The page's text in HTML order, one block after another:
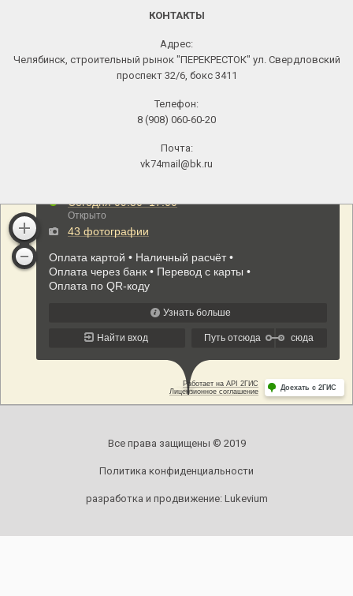
КОНТАКТЫ
Адрес:
Челябинск, строительный рынок "ПЕРЕКРЕСТОК" ул. Свердловский
проспект 32/6, бокс 3411
Телефон:
8 (908) 060-60-20
Почта:
vk74mail@bk.ru
Все права защищены © 2019
Политика конфиденциальности
разработка и продвижение: Lukevium